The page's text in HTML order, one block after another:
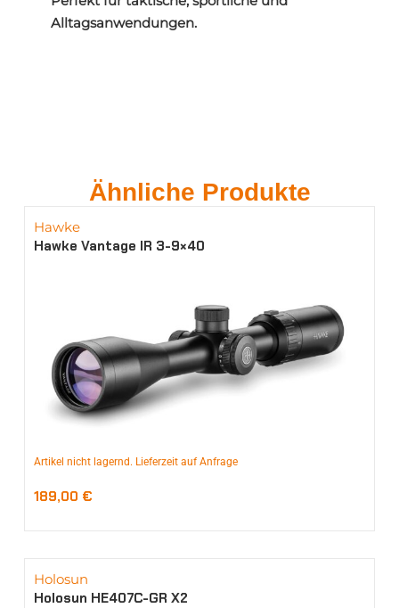
Alltagsanwendungen.
Ähnliche Produkte
Hawke
Hawke Vantage IR 3-9×40
Artikel nicht lagernd. Lieferzeit auf Anfrage
189,00 €
Holosun
Holosun HE407C-GR X2